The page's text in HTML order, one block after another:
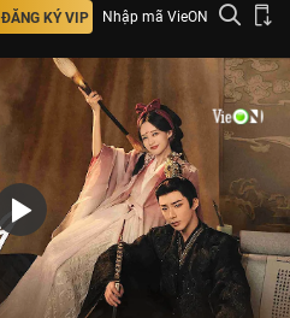
ĐĂNG KÝ VIP Nhập mã VieON